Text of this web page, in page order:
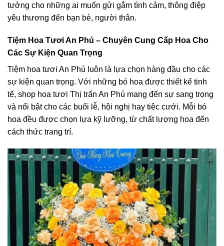
tưởng cho những ai muốn gửi gắm tình cảm, thông điệp
yêu thương đến bạn bè, người thân.
Tiệm Hoa Tươi An Phú – Chuyên Cung Cấp Hoa Cho
Các Sự Kiện Quan Trọng
Tiệm hoa tươi An Phú luôn là lựa chọn hàng đầu cho các
sự kiện quan trọng. Với những bó hoa được thiết kế tinh
tế, shop hoa tươi Thị trấn An Phú mang đến sự sang trọng
và nổi bật cho các buổi lễ, hội nghị hay tiệc cưới. Mỗi bó
hoa đều được chọn lựa kỹ lưỡng, từ chất lượng hoa đến
cách thức trang trí.